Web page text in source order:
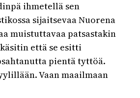
ihmetellä sen
sijaitsevaa Nuorena
muistuttavaa patsastakin
että se esitti
pientä tyttöä.
Vaan maailmaan